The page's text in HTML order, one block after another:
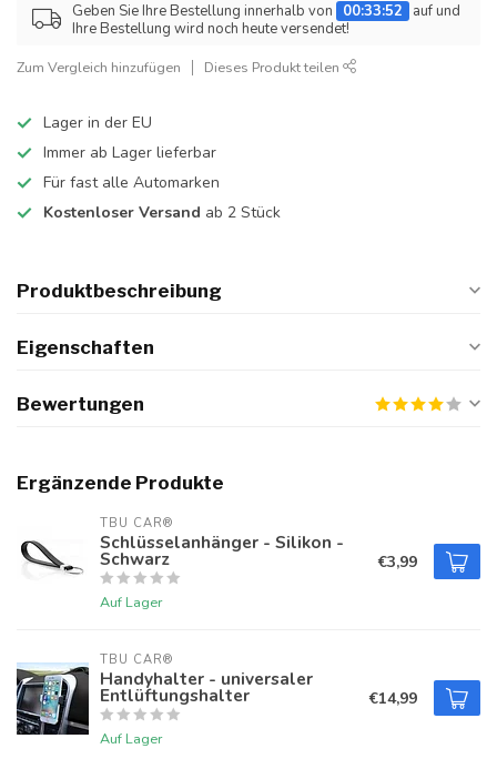
Geben Sie Ihre Bestellung innerhalb von 00:33:52
auf und
Ihre Bestellung wird noch heute versendet!
Zum Vergleich hinzufügen Dieses Produkt teilen
Lager in der EU
Immer ab Lager lieferbar
Für fast alle Automarken
Kostenloser Versand ab 2 Stück
Produktbeschreibung
Eigenschaften
Bewertungen
Ergänzende Produkte
TBU CAR®
Schlüsselanhänger - Silikon -
Schwarz
Auf Lager
€3,99
TBU CAR®
Handyhalter - universaler
Entlüftungshalter
Auf Lager
€14,99